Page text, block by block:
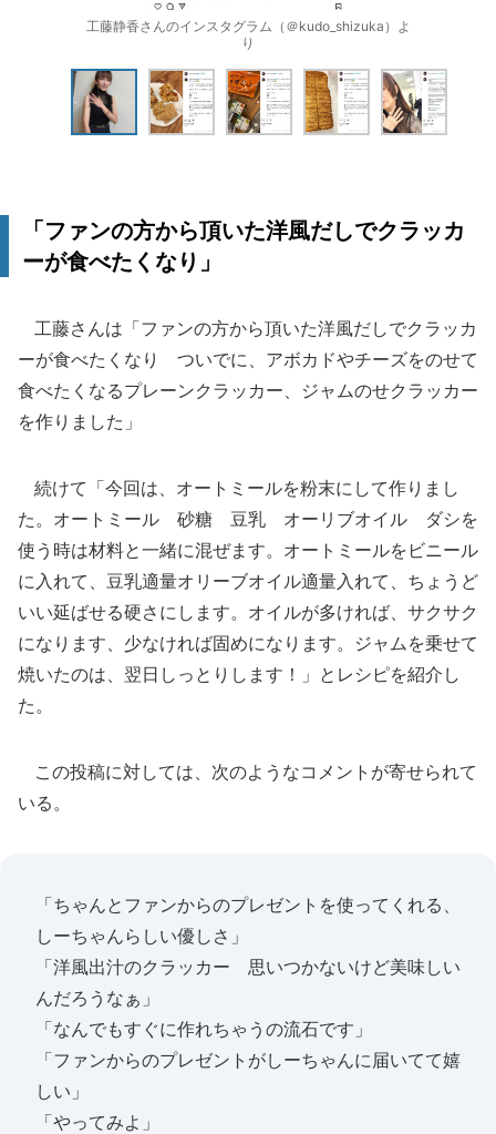
工藤静香さんのインスタグラム（＠kudo_shizuka）よ
り
「ファンの方から頂いた洋風だしでクラッカ
ーが食べたくなり」
工藤さんは「ファンの方から頂いた洋風だしでクラッカ
ーが食べたくなり ついでに、アボカドやチーズをのせて
食べたくなるプレーンクラッカー、ジャムのせクラッカー
を作りました」
続けて「今回は、オートミールを粉末にして作りまし
た。オートミール 砂糖 豆乳 オーリブオイル ダシを
使う時は材料と一緒に混ぜます。オートミールをビニール
に入れて、豆乳適量オリーブオイル適量入れて、ちょうど
いい延ばせる硬さにします。オイルが多ければ、サクサク
になります、少なければ固めになります。ジャムを乗せて
焼いたのは、翌日しっとりします！」とレシピを紹介し
た。
この投稿に対しては、次のようなコメントが寄せられて
いる。
「ちゃんとファンからのプレゼントを使ってくれる、
しーちゃんらしい優しさ」
「洋風出汁のクラッカー 思いつかないけど美味しい
んだろうなぁ」
「なんでもすぐに作れちゃうの流石です」
「ファンからのプレゼントがしーちゃんに届いてて嬉
しい」
「やってみよ」